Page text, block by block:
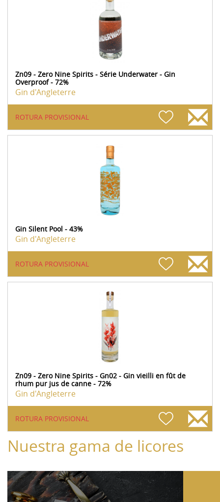
Zn09 - Zero Nine Spirits - Série Underwater - Gin
Overproof - 72%
Gin d'Angleterre
ROTURA PROVISIONAL
Gin Silent Pool - 43%
Gin d'Angleterre
ROTURA PROVISIONAL
Zn09 - Zero Nine Spirits - Gn02 - Gin vieilli en fût de
rhum pur jus de canne - 72%
Gin d'Angleterre
ROTURA PROVISIONAL
Nuestra gama de licores